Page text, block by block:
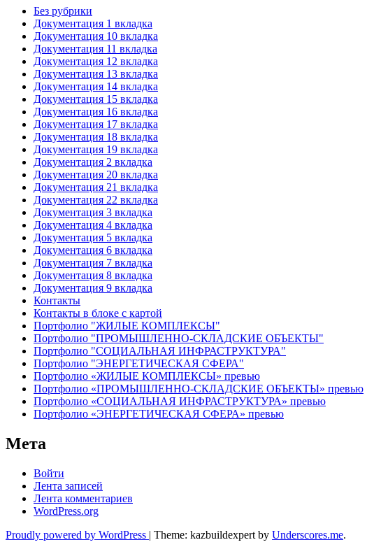
Без рубрики
Документация 1 вкладка
Документация 10 вкладка
Документация 11 вкладка
Документация 12 вкладка
Документация 13 вкладка
Документация 14 вкладка
Документация 15 вкладка
Документация 16 вкладка
Документация 17 вкладка
Документация 18 вкладка
Документация 19 вкладка
Документация 2 вкладка
Документация 20 вкладка
Документация 21 вкладка
Документация 22 вкладка
Документация 3 вкладка
Документация 4 вкладка
Документация 5 вкладка
Документация 6 вкладка
Документация 7 вкладка
Документация 8 вкладка
Документация 9 вкладка
Контакты
Контакты в блоке с картой
Портфолио "ЖИЛЫЕ КОМПЛЕКСЫ"
Портфолио "ПРОМЫШЛЕННО-СКЛАДСКИЕ ОБЪЕКТЫ"
Портфолио "СОЦИАЛЬНАЯ ИНФРАСТРУКТУРА"
Портфолио "ЭНЕРГЕТИЧЕСКАЯ СФЕРА"
Портфолио «ЖИЛЫЕ КОМПЛЕКСЫ» превью
Портфолио «ПРОМЫШЛЕННО-СКЛАДСКИЕ ОБЪЕКТЫ» превью
Портфолио «СОЦИАЛЬНАЯ ИНФРАСТРУКТУРА» превью
Портфолио «ЭНЕРГЕТИЧЕСКАЯ СФЕРА» превью
Мета
Войти
Лента записей
Лента комментариев
WordPress.org
Proudly powered by WordPress | Theme: kazbuildexpert by Underscores.me.